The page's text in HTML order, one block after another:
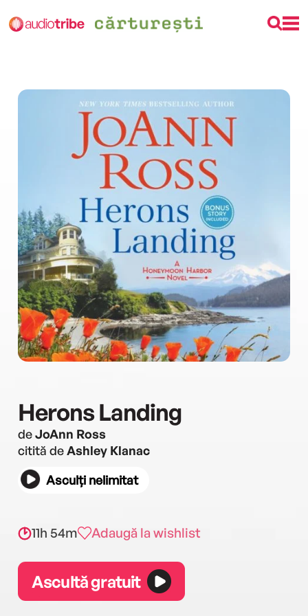
Herons Landing
deJoAnn Ross
citită deAshley Klanac
Asculți nelimitat
11h 54m Adaugă la wishlist
Ascultă gratuit